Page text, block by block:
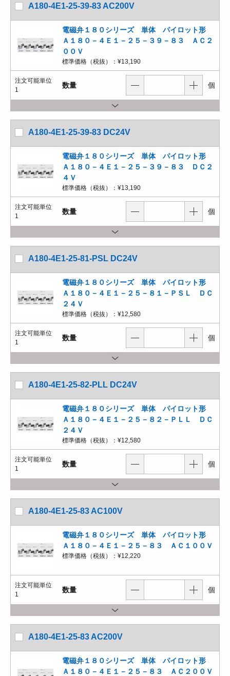
A180-4E1-25-39-83 AC200V
電磁弁１８０シリーズ 単体 パイロット形
Ａ１８０－４Ｅ１－２５－３９－８３ ＡＣ２
００Ｖ
標準価格（税抜）： ¥13,190
注文可能単位
1
数量 個
A180-4E1-25-39-83 DC24V
電磁弁１８０シリーズ 単体 パイロット形
Ａ１８０－４Ｅ１－２５－３９－８３ ＤＣ２
４Ｖ
標準価格（税抜）： ¥13,190
注文可能単位
1
数量 個
A180-4E1-25-81-PSL DC24V
電磁弁１８０シリーズ 単体 パイロット形
Ａ１８０－４Ｅ１－２５－８１－ＰＳＬ ＤＣ
２４Ｖ
標準価格（税抜）： ¥12,580
注文可能単位
1
数量 個
A180-4E1-25-82-PLL DC24V
電磁弁１８０シリーズ 単体 パイロット形
Ａ１８０－４Ｅ１－２５－８２－ＰＬＬ ＤＣ
２４Ｖ
標準価格（税抜）： ¥12,580
注文可能単位
1
数量 個
A180-4E1-25-83 AC100V
電磁弁１８０シリーズ 単体 パイロット形
Ａ１８０－４Ｅ１－２５－８３ ＡＣ１００Ｖ
標準価格（税抜）： ¥12,220
注文可能単位
1
数量 個
A180-4E1-25-83 AC200V
電磁弁１８０シリーズ 単体 パイロット形
Ａ１８０－４Ｅ１－２５－８３ ＡＣ２００Ｖ